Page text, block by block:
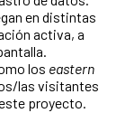
en distintas
activa, a
los eastern
las visitantes
proyecto.